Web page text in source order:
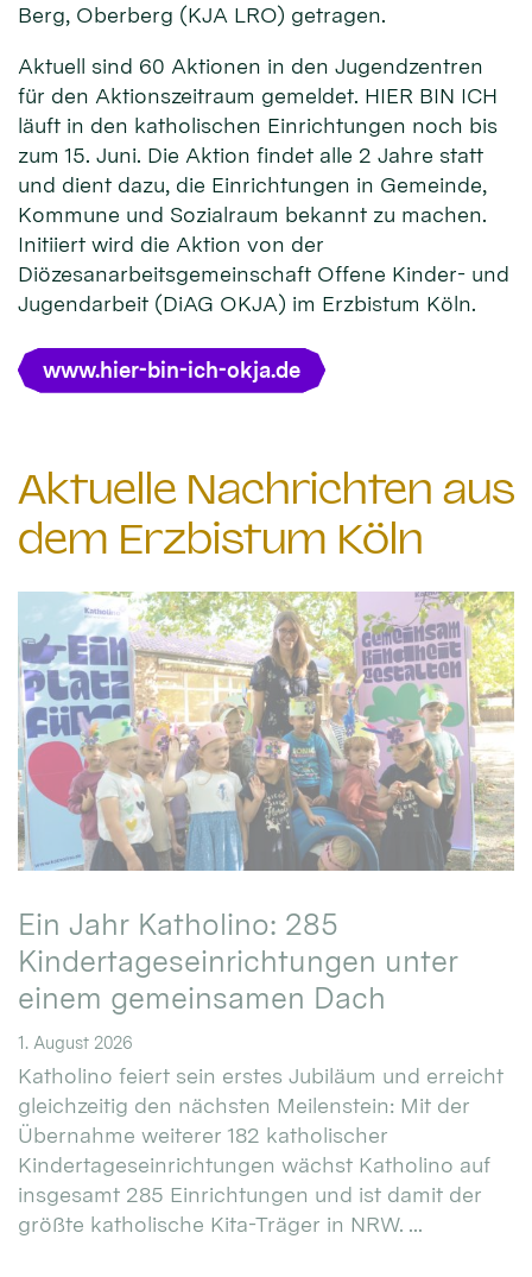
Berg, Oberberg (KJA LRO) getragen.
Aktuell sind 60 Aktionen in den Jugendzentren
für den Aktionszeitraum gemeldet. HIER BIN ICH
läuft in den katholischen Einrichtungen noch bis
zum 15. Juni. Die Aktion findet alle 2 Jahre statt
und dient dazu, die Einrichtungen in Gemeinde,
Kommune und Sozialraum bekannt zu machen.
Initiiert wird die Aktion von der
Diözesanarbeitsgemeinschaft Offene Kinder- und
Jugendarbeit (DiAG OKJA) im Erzbistum Köln.
www.hier-bin-ich-okja.de
Aktuelle Nachrichten aus
dem Erzbistum Köln
Ein Jahr Katholino: 285
Kindertageseinrichtungen unter
einem gemeinsamen Dach
1. August 2026
Katholino feiert sein erstes Jubiläum und erreicht
gleichzeitig den nächsten Meilenstein: Mit der
Übernahme weiterer 182 katholischer
Kindertageseinrichtungen wächst Katholino auf
insgesamt 285 Einrichtungen und ist damit der
größte katholische Kita-Träger in NRW. ...